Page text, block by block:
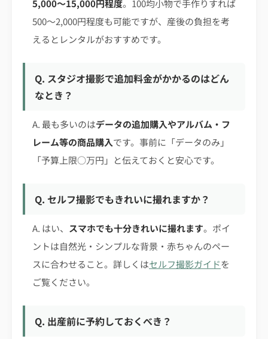
5,000〜15,000円程度。100均小物で手作りすれば
500〜2,000円程度も可能ですが、産後の負担を考
えるとレンタルがおすすめです。
Q. スタジオ撮影で追加料金がかかるのはどん
なとき？
A. 最も多いのはデータの追加購入やアルバム・フ
レーム等の商品購入です。事前に「データのみ」
「予算上限○万円」と伝えておくと安心です。
Q. セルフ撮影でもきれいに撮れますか？
A. はい、 スマホでも十分きれいに撮れます。ポイ
ントは自然光・シンプルな背景・赤ちゃんのペー
スに合わせること。詳しくはセルフ撮影ガイドを
ご覧ください。
Q. 出産前に予約しておくべき？